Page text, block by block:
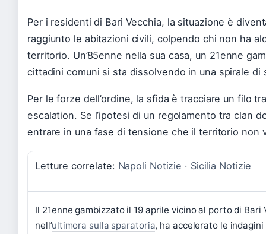
Per i residenti di Bari Vecchia, la situazione è
raggiunto le abitazioni civili, colpendo chi non ha
territorio. Un’85enne nella sua casa, un 21enne
cittadini comuni si sta dissolvendo in una spirale di
Per le forze dell’ordine, la sfida è tracciare un filo
escalation. Se l’ipotesi di un regolamento tra clan
entrare in una fase di tensione che il territorio non
Letture correlate: Napoli Notizie · Sicilia Notizie
Il 21enne gambizzato il 19 aprile vicino al porto di
nell’ultimora sulla sparatoria, ha accelerato le